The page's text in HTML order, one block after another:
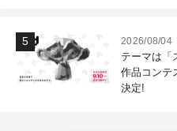
2026/08/04
テーマは「
作品コンテ
決定!